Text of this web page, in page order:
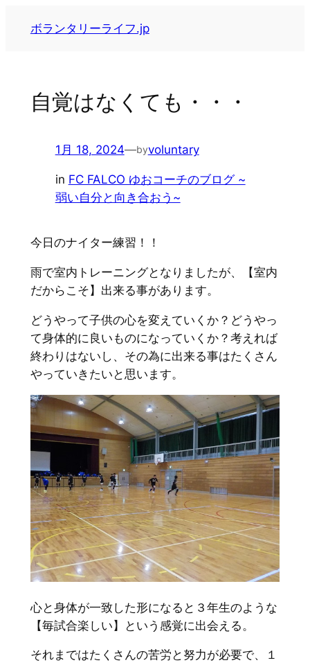
ボランタリーライフ.jp
自覚はなくても・・・
1月 18, 2024—byvoluntary
in FC FALCO ゆおコーチのブログ ~
弱い自分と向き合おう~
今日のナイター練習！！
雨で室内トレーニングとなりましたが、【室内
だからこそ】出来る事があります。
どうやって子供の心を変えていくか？どうやっ
て身体的に良いものになっていくか？考えれば
終わりはないし、その為に出来る事はたくさん
やっていきたいと思います。
心と身体が一致した形になると３年生のような
【毎試合楽しい】という感覚に出会える。
それまではたくさんの苦労と努力が必要で、１